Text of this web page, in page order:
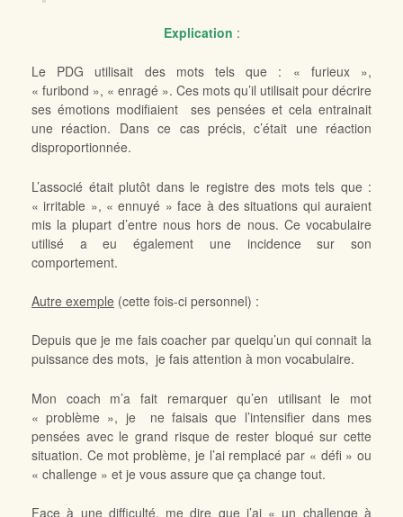
Explication :
Le PDG utilisait des mots tels que : « furieux »,
« furibond », « enragé ». Ces mots qu’il utilisait pour décrire
ses émotions modifiaient ses pensées et cela entrainait
une réaction. Dans ce cas précis, c’était une réaction
disproportionnée.
L’associé était plutôt dans le registre des mots tels que :
« irritable », « ennuyé » face à des situations qui auraient
mis la plupart d’entre nous hors de nous. Ce vocabulaire
utilisé a eu également une incidence sur son
comportement.
Autre exemple (cette fois-ci personnel) :
Depuis que je me fais coacher par quelqu’un qui connait la
puissance des mots, je fais attention à mon vocabulaire.
Mon coach m’a fait remarquer qu’en utilisant le mot
« problème », je ne faisais que l’intensifier dans mes
pensées avec le grand risque de rester bloqué sur cette
situation. Ce mot problème, je l’ai remplacé par « défi » ou
« challenge » et je vous assure que ça change tout.
Face à une difficulté, me dire que j’ai « un challenge à